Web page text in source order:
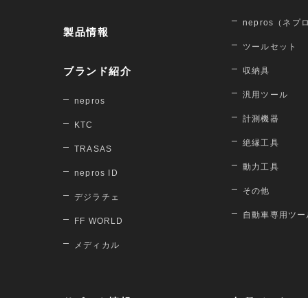
製品情報
ブランド紹介
nepros
KTC
TRASAS
nepros ID
デジラチェ
FF WORLD
メディカル
nepros（ネプ
ツールセット
収納具
汎用ツール
計測機器
絶縁工具
動力工具
その他
自動車専用ツー